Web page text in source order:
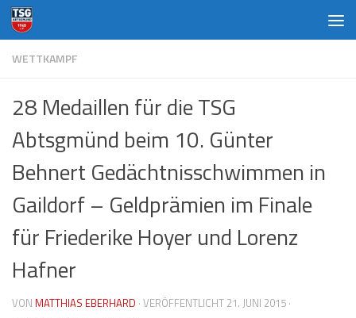
Zum Inhalt springen
WETTKAMPF
28 Medaillen für die TSG
Abtsgmünd beim 10. Günter
Behnert Gedächtnisschwimmen in
Gaildorf – Geldprämien im Finale
für Friederike Hoyer und Lorenz
Hafner
VON MATTHIAS EBERHARD · VERÖFFENTLICHT 21. JUNI 2015 ·